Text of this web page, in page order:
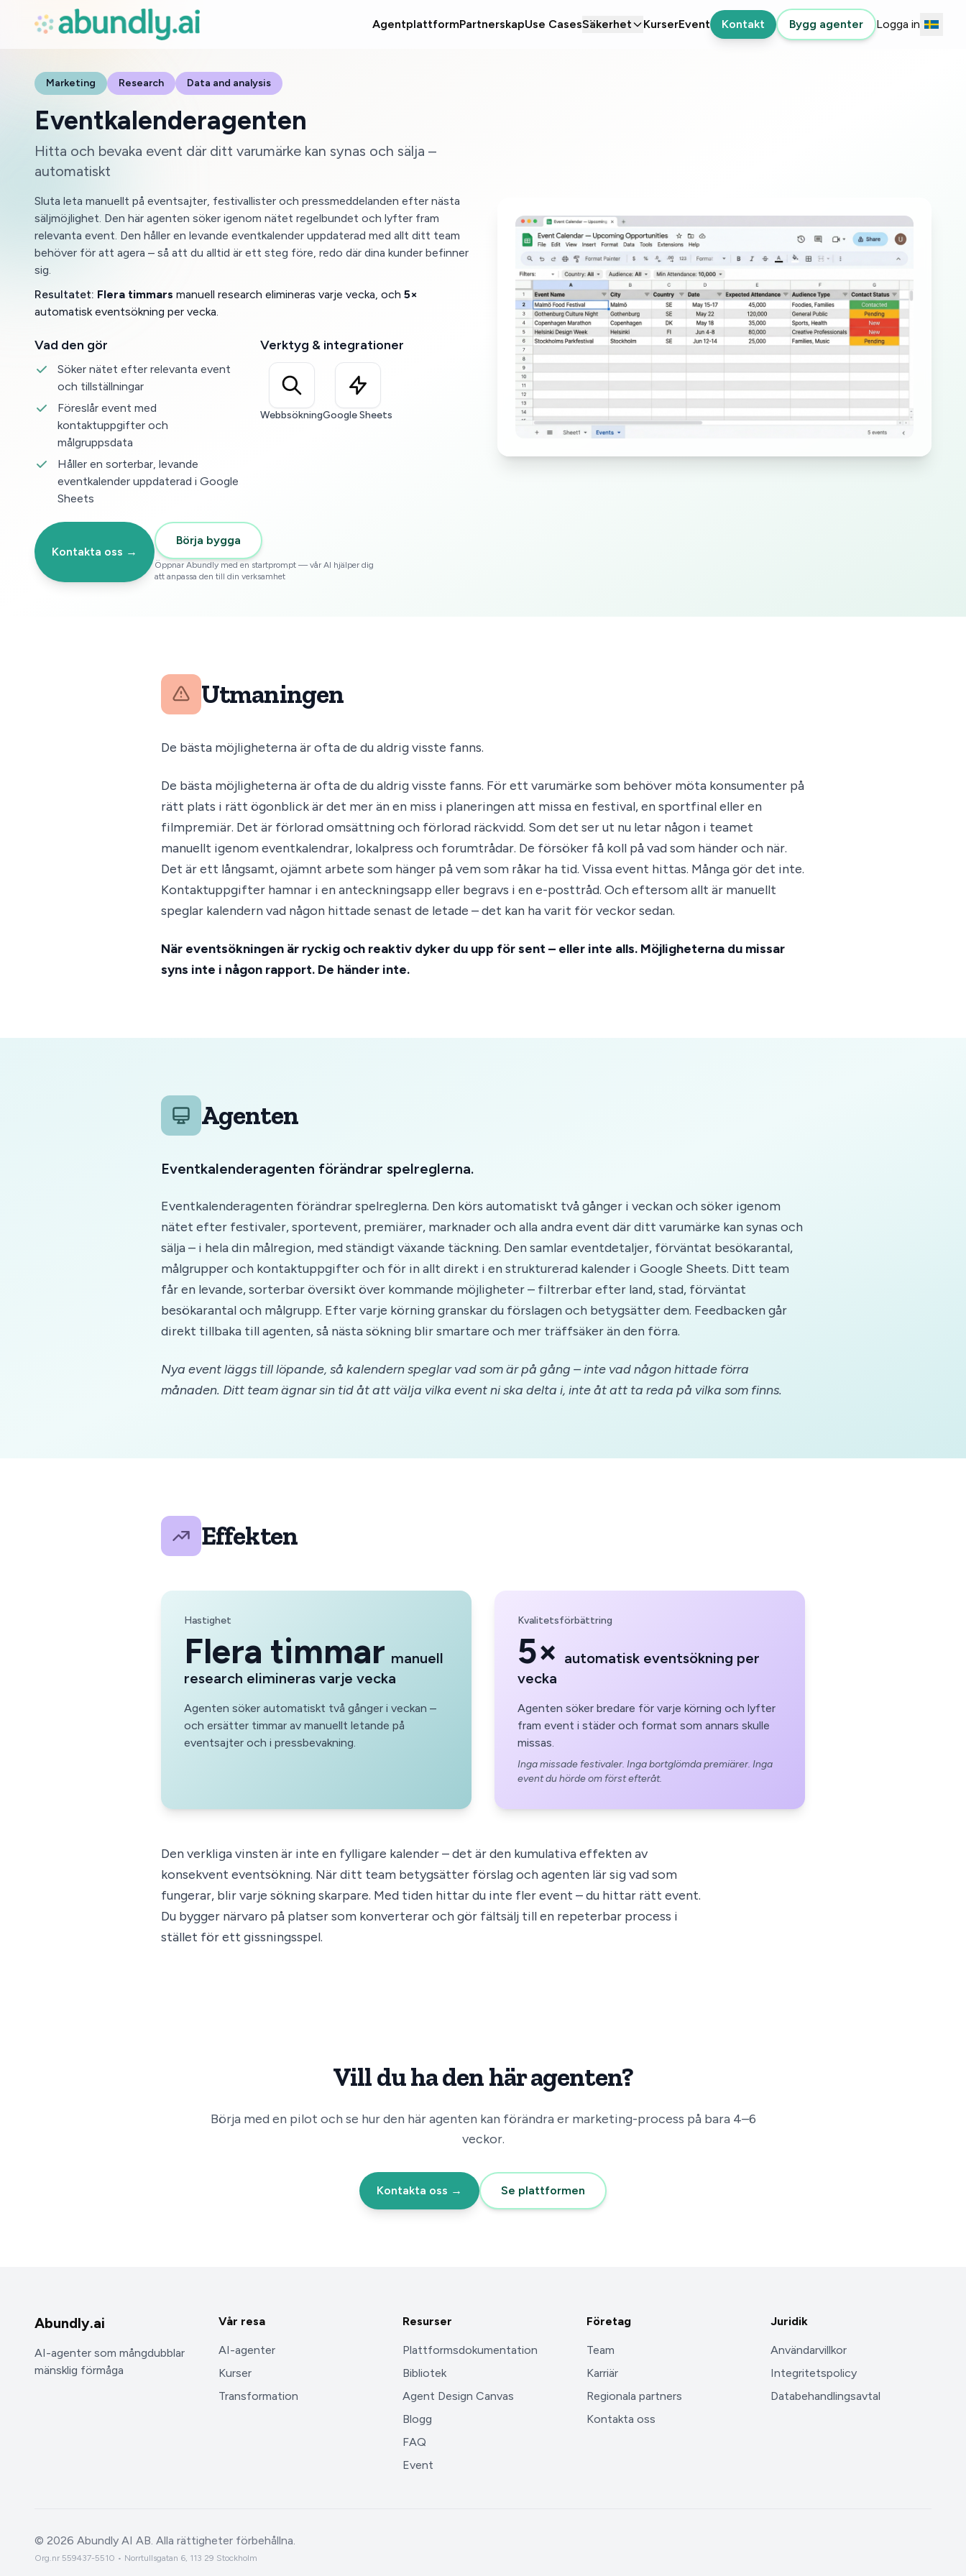
AgentplattformPartnerskapUse CasesSäkerhet KurserEvent Kontakt Bygg agenter Logga in
Marketing Research Data and analysis
Eventkalenderagenten
Hitta och bevaka event där ditt varumärke kan synas och sälja –
automatiskt
Sluta leta manuellt på eventsajter, festivallister och pressmeddelanden efter nästa
säljmöjlighet. Den här agenten söker igenom nätet regelbundet och lyfter fram
relevanta event. Den håller en levande eventkalender uppdaterad med allt ditt team
behöver för att agera – så att du alltid är ett steg före, redo där dina kunder befinner
sig.
Resultatet: Flera timmars manuell research elimineras varje vecka, och 5×
automatisk eventsökning per vecka.
Vad den gör
Söker nätet efter relevanta event
och tillställningar
Föreslår event med
kontaktuppgifter och
målgruppsdata
Håller en sorterbar, levande
eventkalender uppdaterad i Google
Sheets
Verktyg & integrationer
WebbsökningGoogle Sheets
Kontakta oss →
Börja bygga
Öppnar Abundly med en startprompt — vår AI hjälper dig
att anpassa den till din verksamhet
Utmaningen
De bästa möjligheterna är ofta de du aldrig visste fanns.
De bästa möjligheterna är ofta de du aldrig visste fanns. För ett varumärke som behöver möta konsumenter på
rätt plats i rätt ögonblick är det mer än en miss i planeringen att missa en festival, en sportfinal eller en
filmpremiär. Det är förlorad omsättning och förlorad räckvidd. Som det ser ut nu letar någon i teamet
manuellt igenom eventkalendrar, lokalpress och forumtrådar. De försöker få koll på vad som händer och när.
Det är ett långsamt, ojämnt arbete som hänger på vem som råkar ha tid. Vissa event hittas. Många gör det inte.
Kontaktuppgifter hamnar i en anteckningsapp eller begravs i en e-posttråd. Och eftersom allt är manuellt
speglar kalendern vad någon hittade senast de letade – det kan ha varit för veckor sedan.
När eventsökningen är ryckig och reaktiv dyker du upp för sent – eller inte alls. Möjligheterna du missar
syns inte i någon rapport. De händer inte.
Agenten
Eventkalenderagenten förändrar spelreglerna.
Eventkalenderagenten förändrar spelreglerna. Den körs automatiskt två gånger i veckan och söker igenom
nätet efter festivaler, sportevent, premiärer, marknader och alla andra event där ditt varumärke kan synas och
sälja – i hela din målregion, med ständigt växande täckning. Den samlar eventdetaljer, förväntat besökarantal,
målgrupper och kontaktuppgifter och för in allt direkt i en strukturerad kalender i Google Sheets. Ditt team
får en levande, sorterbar översikt över kommande möjligheter – filtrerbar efter land, stad, förväntat
besökarantal och målgrupp. Efter varje körning granskar du förslagen och betygsätter dem. Feedbacken går
direkt tillbaka till agenten, så nästa sökning blir smartare och mer träffsäker än den förra.
Nya event läggs till löpande, så kalendern speglar vad som är på gång – inte vad någon hittade förra
månaden. Ditt team ägnar sin tid åt att välja vilka event ni ska delta i, inte åt att ta reda på vilka som finns.
Effekten
Hastighet
Flera timmar manuell
research elimineras varje vecka
Agenten söker automatiskt två gånger i veckan –
och ersätter timmar av manuellt letande på
eventsajter och i pressbevakning.
Kvalitetsförbättring
5× automatisk eventsökning per
vecka
Agenten söker bredare för varje körning och lyfter
fram event i städer och format som annars skulle
missas.
Inga missade festivaler. Inga bortglömda premiärer. Inga
event du hörde om först efteråt.
Den verkliga vinsten är inte en fylligare kalender – det är den kumulativa effekten av
konsekvent eventsökning. När ditt team betygsätter förslag och agenten lär sig vad som
fungerar, blir varje sökning skarpare. Med tiden hittar du inte fler event – du hittar rätt event.
Du bygger närvaro på platser som konverterar och gör fältsälj till en repeterbar process i
stället för ett gissningsspel.
Vill du ha den här agenten?
Börja med en pilot och se hur den här agenten kan förändra er marketing-process på bara 4–6
veckor.
Kontakta oss → Se plattformen
Abundly.ai
AI-agenter som mångdubblar
mänsklig förmåga
Vår resa
AI-agenter
Kurser
Transformation
Resurser
Plattformsdokumentation
Bibliotek
Agent Design Canvas
Blogg
FAQ
Event
Företag
Team
Karriär
Regionala partners
Kontakta oss
Juridik
Användarvillkor
Integritetspolicy
Databehandlingsavtal
© 2026 Abundly AI AB. Alla rättigheter förbehållna.
Org.nr 559437-5510 • Norrtullsgatan 6, 113 29 Stockholm